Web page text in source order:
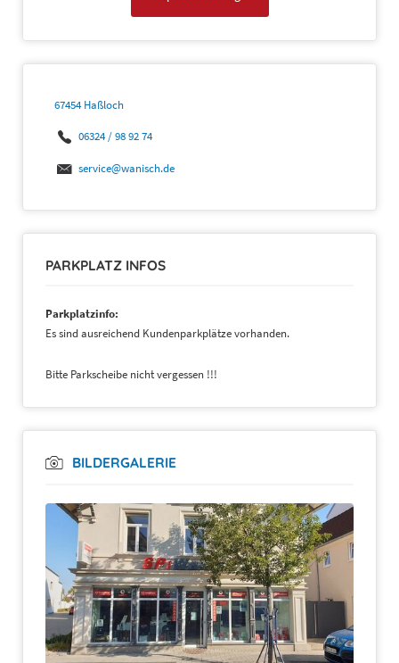
67454 Haßloch
06324 / 98 92 74
service@wanisch.de
PARKPLATZ INFOS
Parkplatzinfo:
Es sind ausreichend Kundenparkplätze vorhanden.
Bitte Parkscheibe nicht vergessen !!!
BILDERGALERIE